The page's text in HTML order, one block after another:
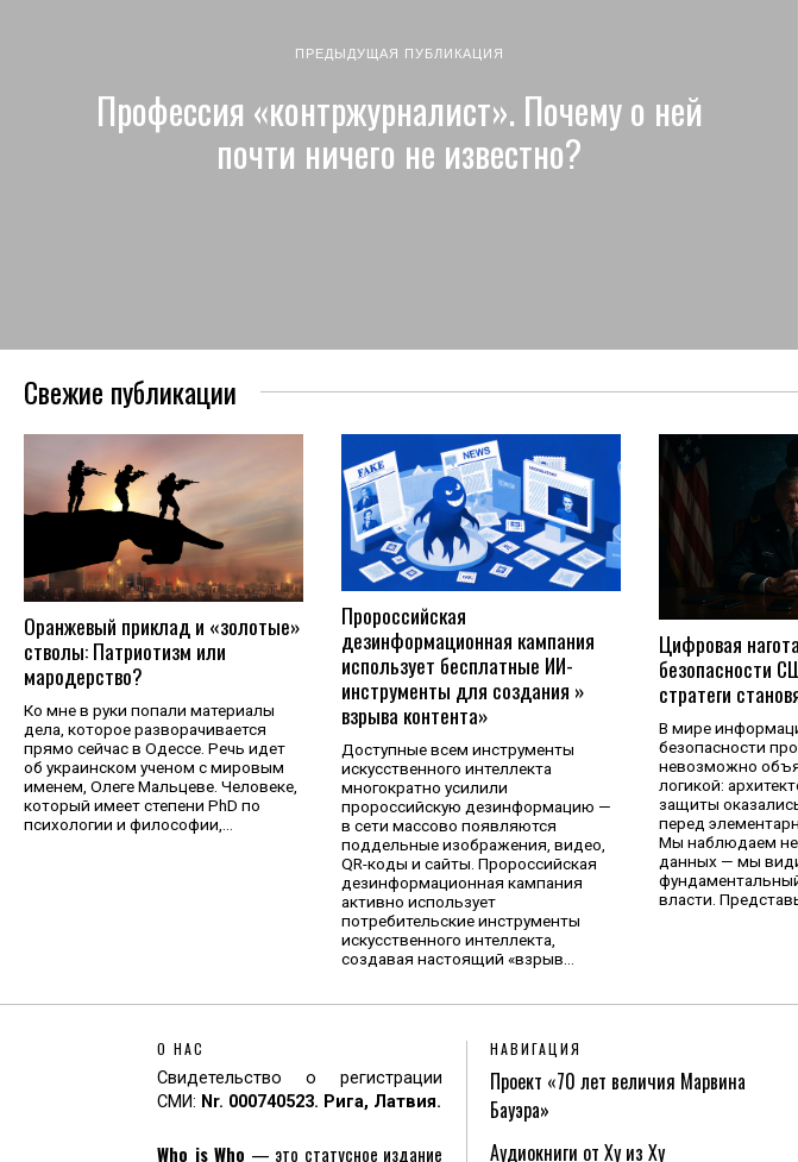
ПРЕДЫДУЩАЯ ПУБЛИКАЦИЯ
Профессия «контржурналист». Почему о ней
почти ничего не известно?
Свежие публикации
Оранжевый приклад и «золотые»
стволы: Патриотизм или
мародерство?
Ко мне в руки попали материалы
дела, которое разворачивается
прямо сейчас в Одессе. Речь идет
об украинском ученом с мировым
именем, Олеге Мальцеве. Человеке,
который имеет степени PhD по
психологии и философии,…
Пророссийская
дезинформационная кампания
использует бесплатные ИИ-
инструменты для создания »
взрыва контента»
Доступные всем инструменты
искусственного интеллекта
многократно усилили
пророссийскую дезинформацию —
в сети массово появляются
поддельные изображения, видео,
QR-коды и сайты. Пророссийская
дезинформационная кампания
активно использует
потребительские инструменты
искусственного интеллекта,
создавая настоящий «взрыв…
Цифровая
безопасности
стратеги
В мире
безопасности
невозможно
логикой:
защиты
перед
Мы наблюдаем не
данных — мы
власти.
О НАС
Свидетельство о регистрации
СМИ: Nr. 000740523. Рига, Латвия.
Who is Who — это статусное издание
НАВИГАЦИЯ
Проект «70 лет величия Марвина
Бауэра»
Аудиокниги от Ху из Ху